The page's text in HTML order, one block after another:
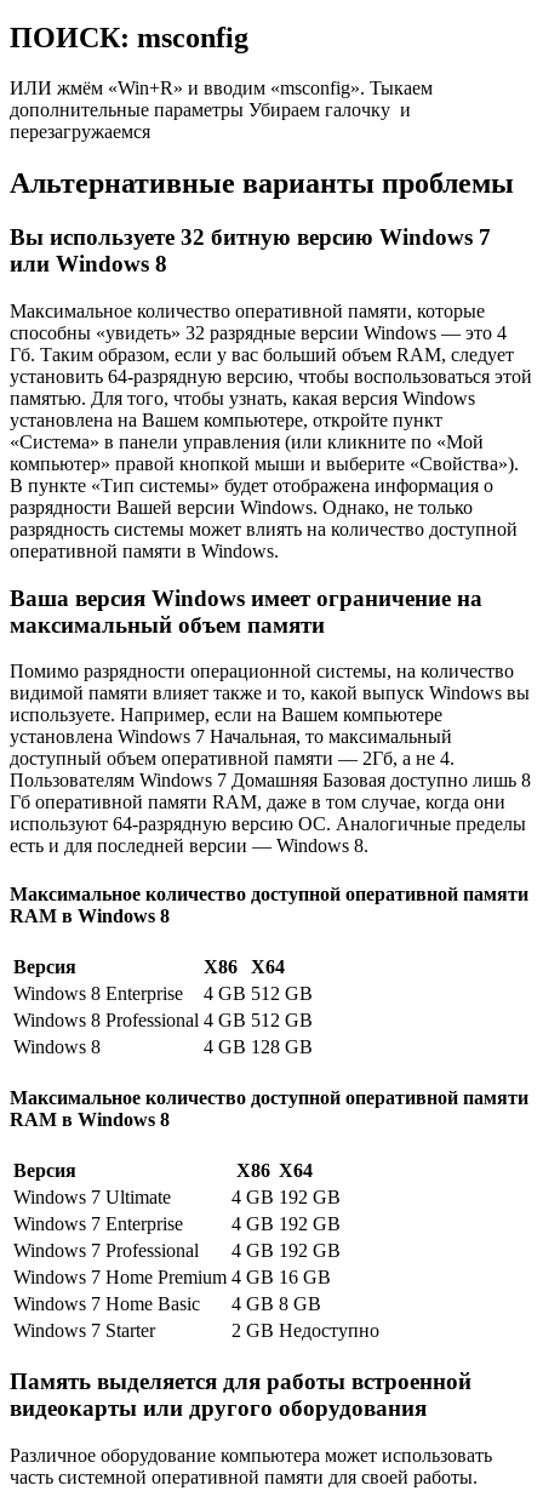
ПОИСК: msconfig
ИЛИ жмём «Win+R» и вводим «msconfig». Тыкаем
дополнительные параметры Убираем галочку и
перезагружаемся
Альтернативные варианты проблемы
Вы используете 32 битную версию Windows 7
или Windows 8
Максимальное количество оперативной памяти, которые
способны «увидеть» 32 разрядные версии Windows — это 4
Гб. Таким образом, если у вас больший объем RAM, следует
установить 64-разрядную версию, чтобы воспользоваться этой
памятью. Для того, чтобы узнать, какая версия Windows
установлена на Вашем компьютере, откройте пункт
«Система» в панели управления (или кликните по «Мой
компьютер» правой кнопкой мыши и выберите «Свойства»).
В пункте «Тип системы» будет отображена информация о
разрядности Вашей версии Windows. Однако, не только
разрядность системы может влиять на количество доступной
оперативной памяти в Windows.
Ваша версия Windows имеет ограничение на
максимальный объем памяти
Помимо разрядности операционной системы, на количество
видимой памяти влияет также и то, какой выпуск Windows вы
используете. Например, если на Вашем компьютере
установлена Windows 7 Начальная, то максимальный
доступный объем оперативной памяти — 2Гб, а не 4.
Пользователям Windows 7 Домашняя Базовая доступно лишь 8
Гб оперативной памяти RAM, даже в том случае, когда они
используют 64-разрядную версию ОС. Аналогичные пределы
есть и для последней версии — Windows 8.
Максимальное количество доступной оперативной памяти
RAM в Windows 8
Версия X86
X64
Windows 8 Enterprise
4 GB 512 GB
Windows 8 Professional 4 GB 512 GB
Windows 8
4 GB 128 GB
Максимальное количество доступной оперативной памяти
RAM в Windows 8
Версия X86 X64
Windows 7 Ultimate
4 GB 192 GB
Windows 7 Enterprise
4 GB 192 GB
Windows 7 Professional
4 GB 192 GB
Windows 7 Home Premium 4 GB 16 GB
Windows 7 Home Basic
4 GB 8 GB
Windows 7 Starter
2 GB Недоступно
Память выделяется для работы встроенной
видеокарты или другого оборудования
Различное оборудование компьютера может использовать
часть системной оперативной памяти для своей работы.